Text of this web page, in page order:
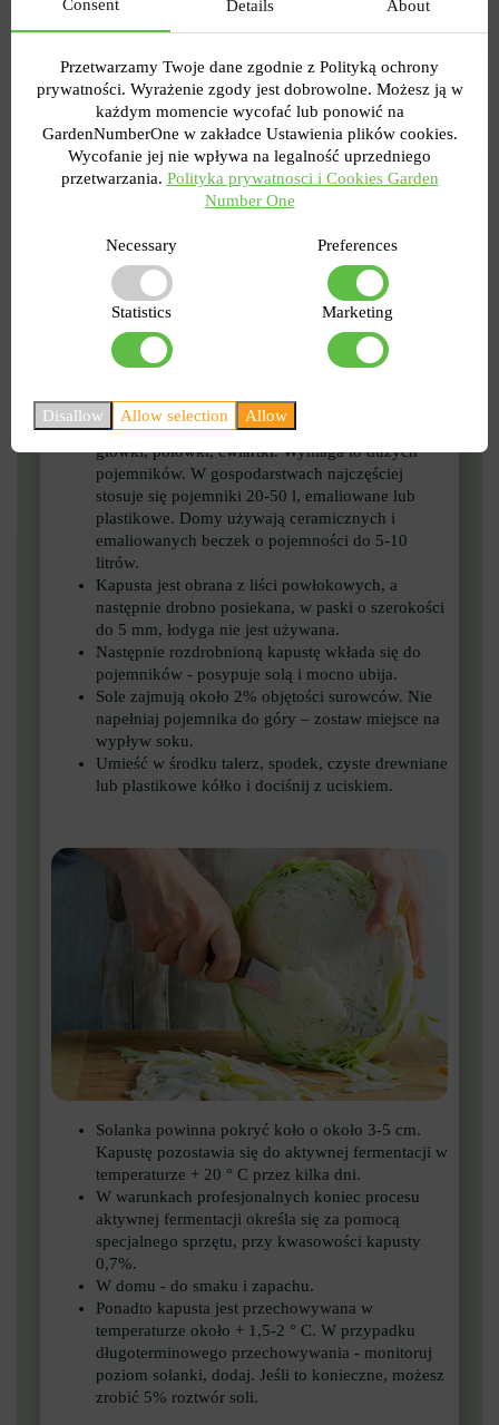
ją do białej kapusty.
Kiszona kapusta na zimę -
przepis na kiszenie kapusty i
proces gotowania
Sposoby na kiszoną kapustę – jest ich tak wiele, że
można się pogubić. Dlatego podajemy opis prostych
sposobów na domowe warunki, przepisy na klasyczną
kapustę kiszoną - pyszną, chrupiącą, soczystą.
zgnilizny itp.
Kapustę można również fermentować w całe
główki, połówki, ćwiartki. Wymaga to dużych
pojemników. W gospodarstwach najczęściej
stosuje się pojemniki 20-50 l, emaliowane lub
plastikowe. Domy używają ceramicznych i
emaliowanych beczek o pojemności do 5-10
litrów.
Kapusta jest obrana z liści powłokowych, a
następnie drobno posiekana, w paski o szerokości
do 5 mm, łodyga nie jest używana.
Następnie rozdrobnioną kapustę wkłada się do
pojemników - posypuje solą i mocno ubija.
Sole zajmują około 2% objętości surowców. Nie
napełniaj pojemnika do góry – zostaw miejsce na
wypływ soku.
Umieść w środku talerz, spodek, czyste drewniane
lub plastikowe kółko i dociśnij z uciskiem.
Solanka powinna pokryć koło o około 3-5 cm.
Kapustę pozostawia się do aktywnej fermentacji w
temperaturze + 20 ° C przez kilka dni.
W warunkach profesjonalnych koniec procesu
aktywnej fermentacji określa się za pomocą
specjalnego sprzętu, przy kwasowości kapusty
0,7%.
W domu - do smaku i zapachu.
Ponadto kapusta jest przechowywana w
temperaturze około + 1,5-2 ° C. W przypadku
długoterminowego przechowywania - monitoruj
poziom solanki, dodaj. Jeśli to konieczne, możesz
zrobić 5% roztwór soli.
Consent Details About
Przetwarzamy Twoje dane zgodnie z Polityką ochrony
prywatności. Wyrażenie zgody jest dobrowolne. Możesz ją w
każdym momencie wycofać lub ponowić na
GardenNumberOne w zakładce Ustawienia plików cookies.
Wycofanie jej nie wpływa na legalność uprzedniego
przetwarzania. Polityka prywatnosci i Cookies Garden
Number One
Necessary Preferences
Statistics Marketing
Disallow Allow selection Allow